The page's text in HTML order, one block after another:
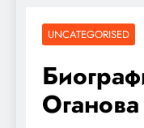
UNCATEGORISED